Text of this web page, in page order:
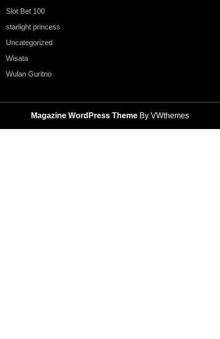
Slot Bet 100
starlight princess
Uncategorized
Wisata
Wulan Guritno
Magazine WordPress Theme By VWthemes